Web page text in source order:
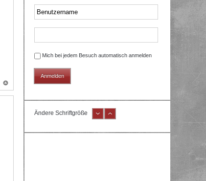
Mich bei jedem Besuch automatisch anmelden
Ändere Schriftgröße